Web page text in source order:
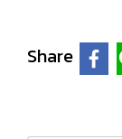
Share